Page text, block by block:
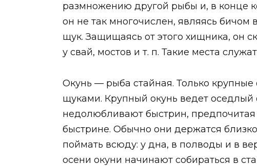
размножению другой рыбы и, в конце
он не так многочислен, являясь
щук. Защищаясь от этого хищника, он
у свай, мостов и т. п. Такие места
Окунь — рыба стайная. Только крупные
щуками. Крупный окунь ведет
недолюбливают быстрин, предпочитая
быстрине. Обычно они держатся
поймать всюду: у дна, в полводы и в
осени окуни начинают собираться в